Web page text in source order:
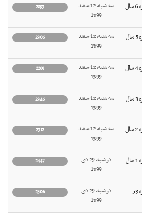
گزارش‌های هفتگی RASFF ، شماره 6 سال
سه شنبه, 12 اسفند
1399
2893
گزارش‌های هفتگی RASFF ، شماره 5 سال
سه شنبه, 12 اسفند
1399
2306
گزارش‌های هفتگی RASFF ، شماره 4 سال
سه شنبه, 12 اسفند
1399
2269
گزارش‌های هفتگی RASFF ، شماره 3 سال
سه شنبه, 12 اسفند
1399
2346
گزارش‌های هفتگی RASFF ، شماره 2 سال
سه شنبه, 12 اسفند
1399
2312
گزارش‌های هفتگی RASFF ، شماره 1 سال
دوشنبه, 29 دی
1399
2447
گزارش‌های هفتگی RASFF ، شماره 53
دوشنبه, 29 دی
1399
2506